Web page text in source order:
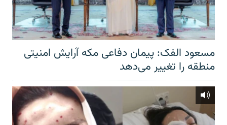
مسعود الفک: پیمان دفاعی مکه آرایش امنیتی
منطقه را تغییر می‌دهد